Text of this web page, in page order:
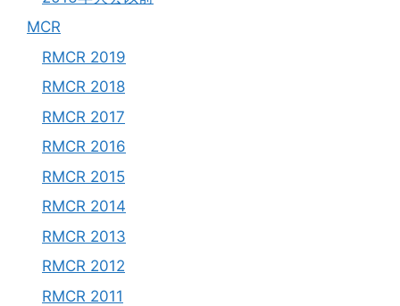
MCR
RMCR 2019
RMCR 2018
RMCR 2017
RMCR 2016
RMCR 2015
RMCR 2014
RMCR 2013
RMCR 2012
RMCR 2011